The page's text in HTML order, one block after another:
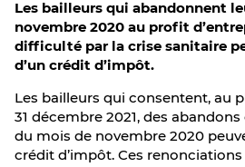
Les bailleurs qui abandonnent
novembre 2020 au profit
difficulté par la crise sanitaire
d’un crédit d’impôt.
Les bailleurs qui consentent, au
31 décembre 2021, des
du mois de novembre 2020
crédit d’impôt. Ces